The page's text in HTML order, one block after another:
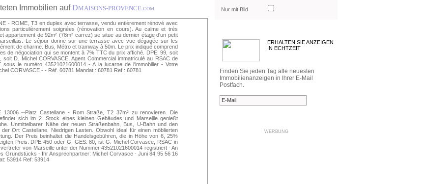
Immobilien aufDMAISONS-PROVENCE .COM
- ROME, T3 en duplex avec terrasse, vendu entièrement rénové avec
particulièrement soignées (rénovation en cours). Au calme et très
appartement de 92m² (78m² carrez) se situe au dernier étage d'un petit
Le séjour donne sur une terrasse avec vue dégagée sur les
de charme. Bus, Métro et tramway à 50m. Le prix indiqué comprend
de négociation qui se montent à 7% TTC du prix affiché. DPE: 99, soit
soit D. Michel CORVASCE, Agent Commercial immatriculé au RSAC de
sous le numéro 43521021600014 - A la lucarne de l'immobilier - Votre
CORVASCE - - Réf. 60781 Mandat : 60781 Ref : 60781
13006 --Platz Castellane - Rom Straße, T2 37m² zu renovieren. Die
sich im 2. Stock eines kleinen Gebäudes und Marseille genießt
Unmittelbarer Nähe der neuen Straßenbahn, Bus, U-Bahn und den
der Ort Castellane. Niedrigen Lasten. Obwohl ideal für einen möblierten
Der Preis beinhaltet die Handelsgebühren, die in Höhe von 6, 25%
Preis. DPE 450 oder G, GES: 80, ist G. Michel Corvasce, RSAC in
von Marseille unter der Nummer 43521021600014 registriert - An
Grundstücks - Ihr Ansprechpartner: Michel Corvasce - Juni 84 95 56 16
53914 Ref: 53914
Nur mit Bild
ERHALTEN SIE ANZEIGEN
IN ECHTZEIT
Finden Sie jeden Tag alle neuesten
Immobilienanzeigen in Ihrer E-Mail
Postfach.
WERBUNG